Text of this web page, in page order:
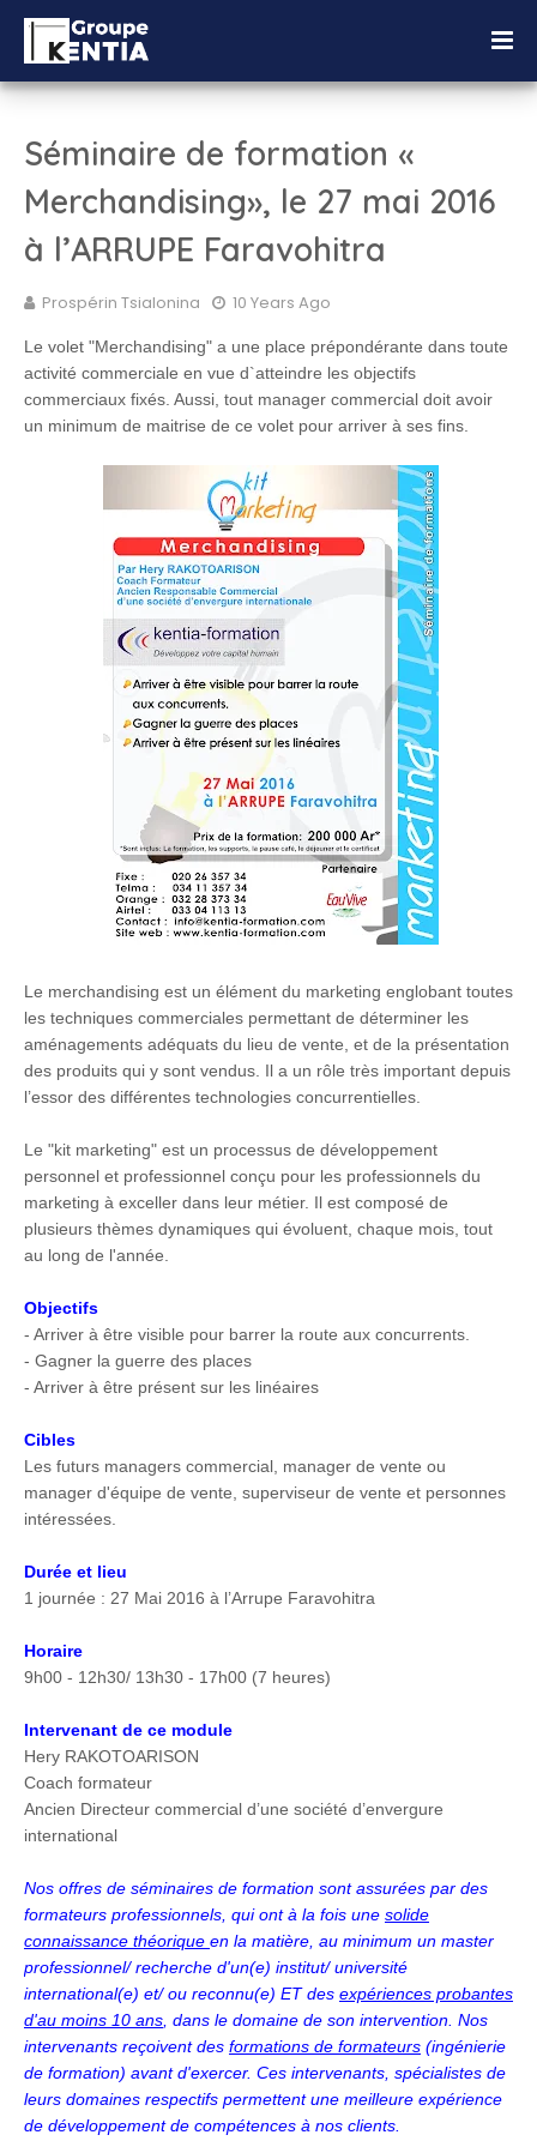
Séminaire de formation «
Merchandising», le 27 mai 2016
à l’ARRUPE Faravohitra
Prospérin Tsialonina 10 Years Ago
Le volet "Merchandising" a une place prépondérante dans toute
activité commerciale en vue d`atteindre les objectifs
commerciaux fixés. Aussi, tout manager commercial doit avoir
un minimum de maitrise de ce volet pour arriver à ses fins.
Le merchandising est un élément du marketing englobant toutes
les techniques commerciales permettant de déterminer les
aménagements adéquats du lieu de vente, et de la présentation
des produits qui y sont vendus. Il a un rôle très important depuis
l’essor des différentes technologies concurrentielles.
Le "kit marketing" est un processus de développement
personnel et professionnel conçu pour les professionnels du
marketing à exceller dans leur métier. Il est composé de
plusieurs thèmes dynamiques qui évoluent, chaque mois, tout
au long de l'année.
Objectifs
- Arriver à être visible pour barrer la route aux concurrents.
- Gagner la guerre des places
- Arriver à être présent sur les linéaires
Cibles
Les futurs managers commercial, manager de vente ou
manager d'équipe de vente, superviseur de vente et personnes
intéressées.
Durée et lieu
1 journée : 27 Mai 2016 à l’Arrupe Faravohitra
Horaire
9h00 - 12h30/ 13h30 - 17h00 (7 heures)
Intervenant de ce module
Hery RAKOTOARISON
Coach formateur
Ancien Directeur commercial d’une société d’envergure
international
Nos offres de séminaires de formation sont assurées par des
formateurs professionnels, qui ont à la fois une solide
connaissance théorique en la matière, au minimum un master
professionnel/ recherche d'un(e) institut/ université
international(e) et/ ou reconnu(e) ET des expériences probantes
d'au moins 10 ans , dans le domaine de son intervention. Nos
intervenants reçoivent des formations de formateurs (ingénierie
de formation) avant d'exercer. Ces intervenants, spécialistes de
leurs domaines respectifs permettent une meilleure expérience
de développement de compétences à nos clients.